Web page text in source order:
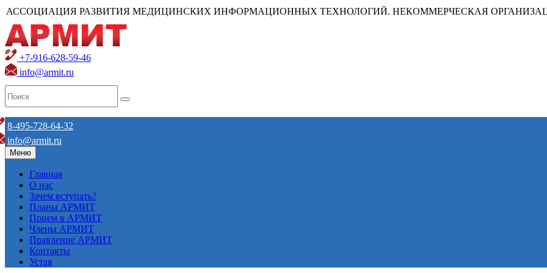
АССОЦИАЦИЯ РАЗВИТИЯ МЕДИЦИНСКИХ ИНФОРМАЦИОННЫХ ТЕХНОЛОГИЙ. НЕКОММЕРЧЕСКАЯ
+7-916-628-59-46
info@armit.ru
8-495-728-64-32
info@armit.ru
Меню
Главная
О нас
Зачем вступать?
Планы АРМИТ
Прием в АРМИТ
Члены АРМИТ
Правление АРМИТ
Контакты
Устав